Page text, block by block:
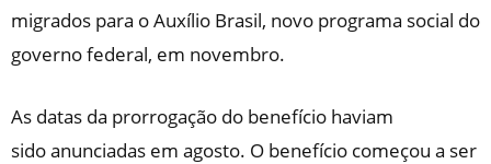
migrados para o Auxílio Brasil, novo programa social do
governo federal, em novembro.
As datas da prorrogação do benefício haviam
sido anunciadas em agosto. O benefício começou a ser